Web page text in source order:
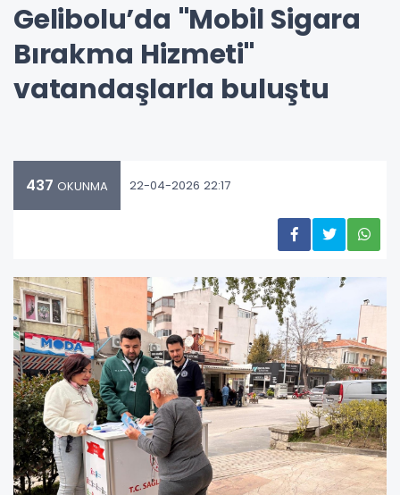
Gelibolu’da "Mobil Sigara
Bırakma Hizmeti"
vatandaşlarla buluştu
437 OKUNMA 22-04-2026 22:17